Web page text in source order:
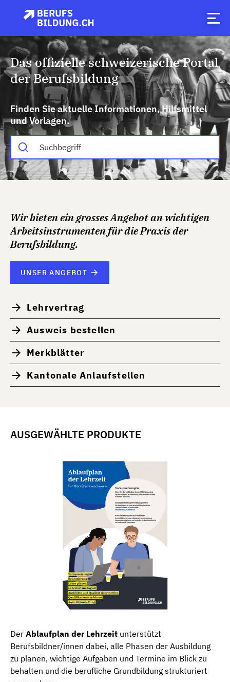
Das offizielle schweizerische Portal
der Berufsbildung
Finden Sie aktuelle Informationen, Hilfsmittel
und Vorlagen.
Wir bieten ein grosses Angebot an wichtigen
Arbeitsinstrumenten für die Praxis der
Berufsbildung.
UNSER ANGEBOT
Lehrvertrag
Ausweis bestellen
Merkblätter
Kantonale Anlaufstellen
AUSGEWÄHLTE PRODUKTE
Der Ablaufplan der Lehrzeit unterstützt
Berufsbildner/innen dabei, alle Phasen der Ausbildung
zu planen, wichtige Aufgaben und Termine im Blick zu
behalten und die berufliche Grundbildung strukturiert